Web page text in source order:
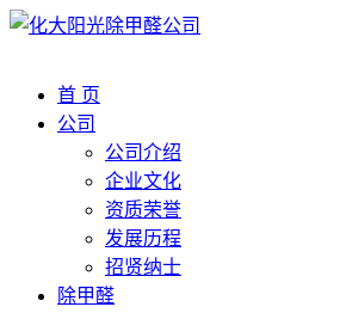
首 页
公司
公司介绍
企业文化
资质荣誉
发展历程
招贤纳士
除甲醛